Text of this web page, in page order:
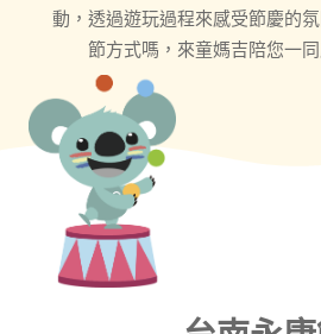
動，透過遊玩過程來感受節慶的
節方式嗎，來童媽吉陪您一